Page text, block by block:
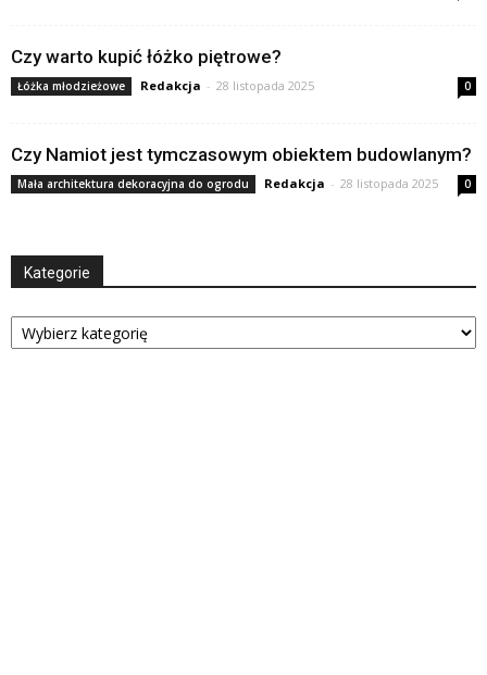
Czy warto kupić łóżko piętrowe?
Łóżka młodzieżowe Redakcja - 28 listopada 2025 0
Czy Namiot jest tymczasowym obiektem budowlanym?
Mała architektura dekoracyjna do ogrodu Redakcja - 28 listopada 2025 0
Kategorie
Kategorie